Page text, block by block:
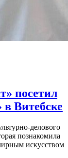
посетил
Витебске
делового
познакомила
искусством